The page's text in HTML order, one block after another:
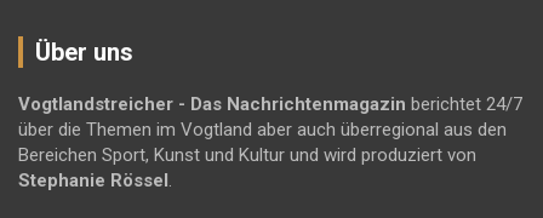
Über uns
Vogtlandstreicher - Das Nachrichtenmagazin berichtet 24/7
über die Themen im Vogtland aber auch überregional aus den
Bereichen Sport, Kunst und Kultur und wird produziert von
Stephanie Rössel.